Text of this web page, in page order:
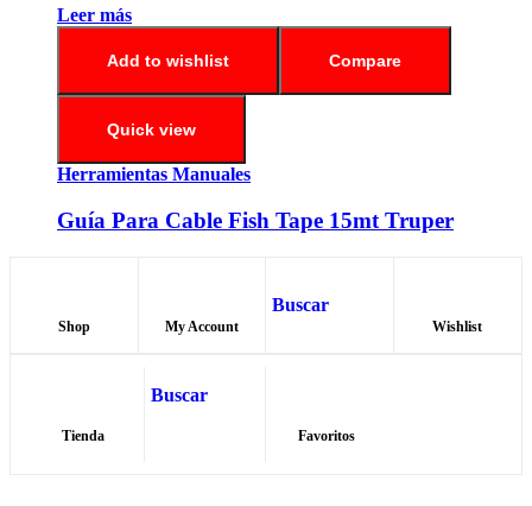
Leer más
Add to wishlist Compare
Quick view
Herramientas Manuales
Guía Para Cable Fish Tape 15mt Truper
Shop My Account
Buscar
Wishlist
Tienda
Buscar
Favoritos